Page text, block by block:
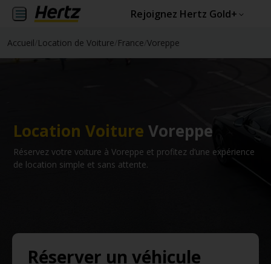
Rejoignez Hertz Gold+
Accueil Location de Voiture France Voreppe
Location Voiture Voreppe
Réservez votre voiture à Voreppe et profitez d’une expérience
de location simple et sans attente.
Réserver un véhicule